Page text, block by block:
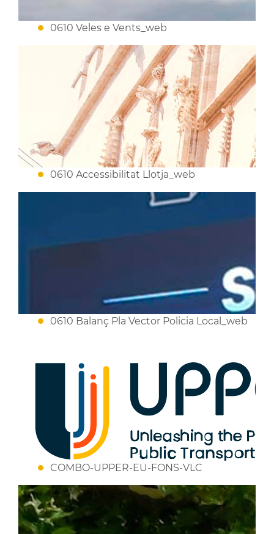
0610 Veles e Vents_web
0610 Accessibilitat Llotja_web
0610 Balanç Pla Vector Policia Local_web
COMBO-UPPER-EU-FONS-VLC